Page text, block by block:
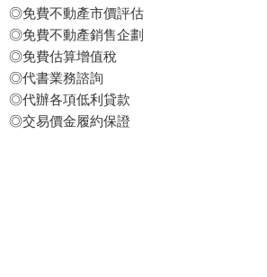
◎免費不動產市價評估
◎免費不動產銷售企劃
◎免費估算增值稅
◎代書業務諮詢
◎代辦各項低利貸款
◎交易價金履約保證